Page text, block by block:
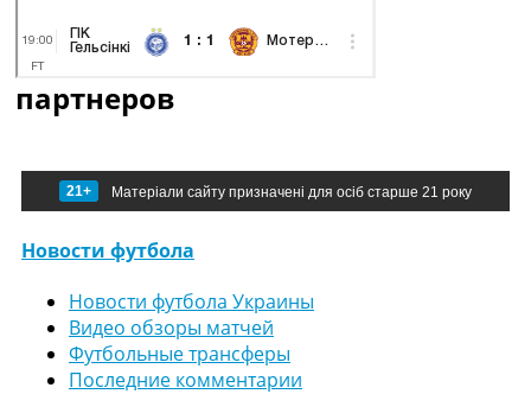
партнеров
21+ Матеріали сайту призначені для осіб старше 21 року
Новости футбола
Новости футбола Украины
Видео обзоры матчей
Футбольные трансферы
Последние комментарии